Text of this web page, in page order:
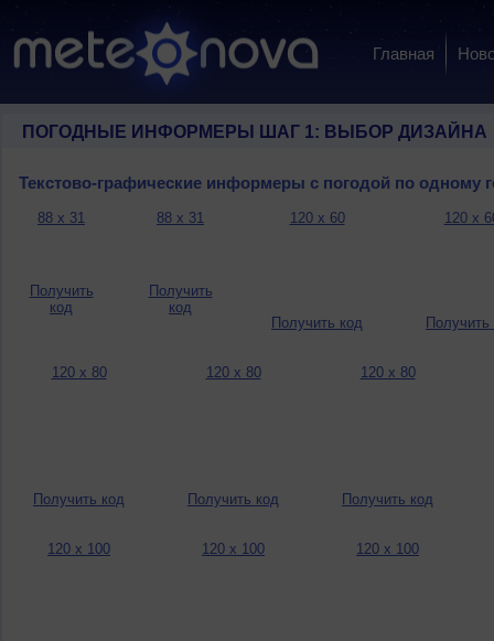
Главная
ПОГОДНЫЕ ИНФОРМЕРЫ ШАГ 1: ВЫБОР ДИЗАЙНА
Текстово-графические информеры с погодой по одному
88 x 31
Получить
код
88 x 31
Получить
код
120 x 60
Получить код
120 x
Получить
120 x 80
Получить код
120 x 80
Получить код
120 x 80
Получить код
120 x 100 120 x 100 120 x 100